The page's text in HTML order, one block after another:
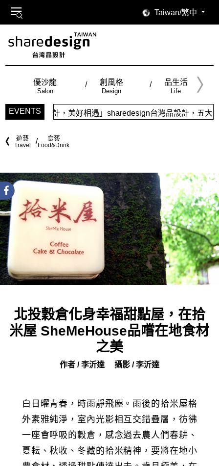
Taiwan/繁中
優沙龍
Salon
創風格
Design
品生活
Life
EVENTS
好相遇」sharedesign台灣品設計，五大特色主題，簡潔視覺
遊藝
Travel
食藝
Food&Drink
北投穀倉化身幸福甜點屋，在拾
米屋 SheMeHouse品嚐在地食材
之美
作者 / 李沂達 攝影 / 李沂達
白日曜青春，時雨靜飛塵。雨後的拾米屋格
外素雅純淨，室內光影相互交錯疊層，彷彿
一座會呼吸的穀倉，感念過去農人們春耕、
夏耘、秋收、冬藏的拾米精神，要將在地小